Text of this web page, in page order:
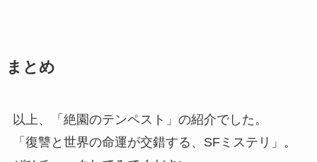
まとめ
以上、「絶園のテンペスト」の紹介でした。
「復讐と世界の命運が交錯する、SFミステリ」。